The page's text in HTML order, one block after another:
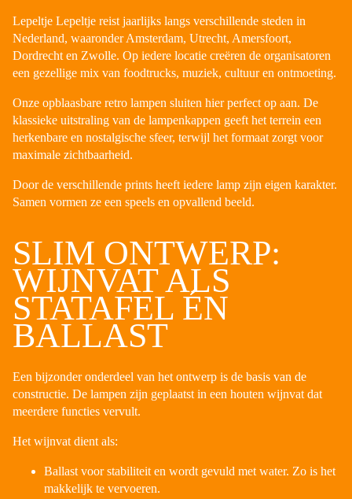
Lepeltje Lepeltje reist jaarlijks langs verschillende steden in
Nederland, waaronder Amsterdam, Utrecht, Amersfoort,
Dordrecht en Zwolle. Op iedere locatie creëren de organisatoren
een gezellige mix van foodtrucks, muziek, cultuur en ontmoeting.
Onze opblaasbare retro lampen sluiten hier perfect op aan. De
klassieke uitstraling van de lampenkappen geeft het terrein een
herkenbare en nostalgische sfeer, terwijl het formaat zorgt voor
maximale zichtbaarheid.
Door de verschillende prints heeft iedere lamp zijn eigen karakter.
Samen vormen ze een speels en opvallend beeld.
SLIM ONTWERP:
WIJNVAT ALS
STATAFEL ÉN
BALLAST
Een bijzonder onderdeel van het ontwerp is de basis van de
constructie. De lampen zijn geplaatst in een houten wijnvat dat
meerdere functies vervult.
Het wijnvat dient als:
Ballast voor stabiliteit en wordt gevuld met water. Zo is het
makkelijk te vervoeren.